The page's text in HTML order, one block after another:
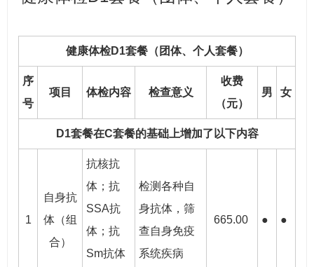
健康体检D1套餐（团体、个人套餐）
序
号
项目 体检内容 检查意义
收费
（元）
男 女
D1套餐在C套餐的基础上增加了以下内容
1
自身抗
体（组
合）
抗核抗
体；抗
SSA抗
体；抗
Sm抗体
检测各种自
身抗体，筛
查自身免疫
系统疾病
665.00 ● ●